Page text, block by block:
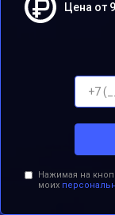
Цена от
Нажимая на
моих